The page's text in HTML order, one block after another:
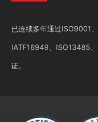
已连续多年通过ISO9001
IATF16949、ISO13485
证。